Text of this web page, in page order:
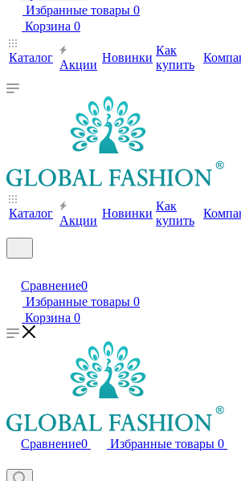
Избранные товары 0
Корзина 0
Каталог
Акции
Новинки
Как
купить
Каталог
Акции
Новинки
Как
купить
Сравнение0
Избранные товары 0
Корзина 0
Сравнение0 Избранные товары 0